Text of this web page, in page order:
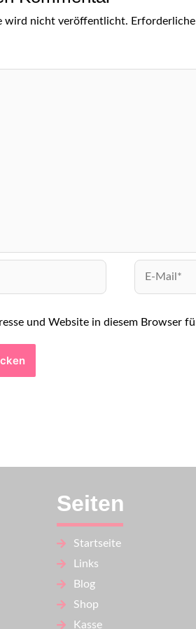
wird nicht veröffentlicht.
und Website in diesem Browser
Seiten
Startseite
Links
Blog
Shop
Kasse